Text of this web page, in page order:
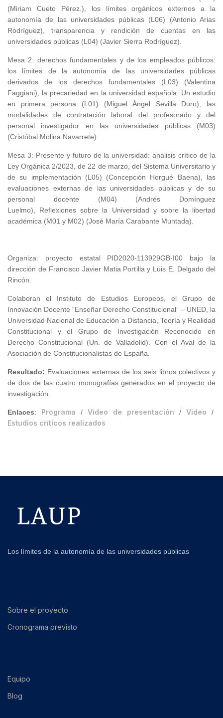
(Miriam Cueto Pérez.), los límites orgánicos externos a la
autonomía de las universidades públicas (L06) (Antonio Arias
Rodríguez), transparencia y rendición de cuentas en las
universidades públicas (L04) (Javier Sierra Rodríguez).
Mesa 2: derechos fundamentales y de los empleados públicos:
los límites de la autonomía de las universidades públicas
derivados de los derechos fundamentales (L03) (Valentina
Faggiani), la precariedad en la universidad española. Un estudio
en primera persona (L01) (Miguel Ángel Sevilla Duro), las
modalidades de contratación laboral del profesorado y del
personal investigador en las universidades públicas (M03)
(Cristóbal Molina Navarrete).
Mesa 3: Presente y futuro de la universidad: análisis crítico de la
Ley Orgánica 2/2023, de 22 de marzo, del Sistema Universitario y
de su implementación (L05) (Concepción Horgué Baena), las
evaluaciones externas de las universidades públicas y de su
personal docente (M04) (Andrés Domínguez
Luelmo), Reflexiones sobre la Universidad y sobre la libertad
académica (M01 y M02) (José María Carabante Muntada).
Organiza: proyecto estatal PID2020-113929GB-I00 bajo la
dirección de Francisco Javier Matia Portilla y Luis E. Delgado del
Rincón.
Colaboran el Instituto de Estudios Europeos, el Grupo de
Innovación Docente “Enseñar Derecho Constitucional” – UNED, la
Universidad Nacional de Educación a Distancia, Teoría y Realidad
Constitucional y el Grupo de Investigación Reconocido en
Derecho Constitucional (Un. de Valladolid). Con el Aval de la
Asociación de Constitucionalistas de España.
Resultado: Evaluaciones externas de los seis libros colectivos y
de dos de las cuatro monografías generados en el proyecto de
investigación.
Enlaces: Programa / Video de presentación / Video /
Estudios críticos realizados
Los límites de la autonomía de las universidades públicas
Sobre el proyecto
Cronograma previsto
Equipo
Blog